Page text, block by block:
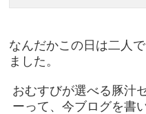
なんだかこの日は二人
ました。
おむすびが選べる豚汁
ーって、今ブログを書